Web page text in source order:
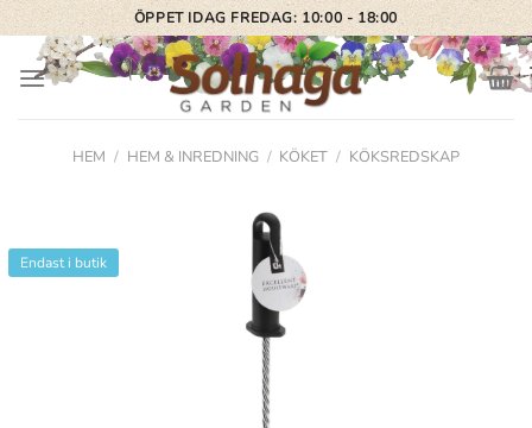
Skip
to
content
ÖPPET IDAG FREDAG: 10:00 - 18:00
HEM / HEM & INREDNING / KÖKET / KÖKSREDSKAP
Endast i butik